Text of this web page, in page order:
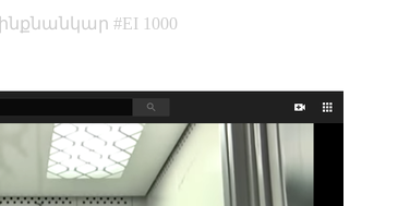
ինքնանկար
EI 1000